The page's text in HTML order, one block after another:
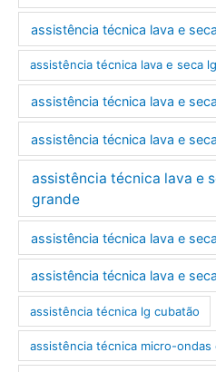
assistência técnica lava e
assistência técnica lava e seca
assistência técnica lava e
assistência técnica lava e
assistência técnica lava e
grande
assistência técnica lava e
assistência técnica lava e
assistência técnica lg cubatão
assistência técnica micro-ondas